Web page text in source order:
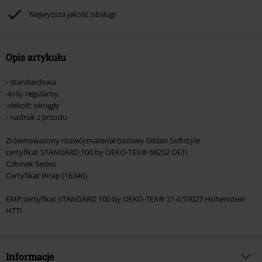
Rammstein, (Till) Lindemann, Böhse Onkelz, Broilers, Die Ärzte, Die Toten
Hosen, Metality oraz artykułów z donacją w cenie.
Najwyższa jakość obsługi
Opis artykułu
- standardowa
-krój: regularny
-dekolt: okrągły
- nadruk z przodu
Zrównoważony rozwój:materiał bazowy Gildan Softstyle
certyfikat STANDARD 100 by OEKO-TEX® 68252 OETI
Członek Sedex
Certyfikat Wrap (16346)
EMP:certyfikat STANDARD 100 by OEKO-TEX® 21.0.57027 Hohenstein
HTTI
Informacje